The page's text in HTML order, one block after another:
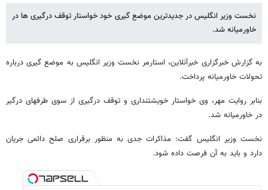
نخست وزیر انگلیس در جدیدترین موضع گیری خود خواستار توقف درگیری ها در
خاورمیانه شد.
به گزارش خبرگزاری خبرآنلاین، استارمر نخست وزیر انگلیس به موضع گیری درباره
تحولات خاورمیانه پرداخت.
بنابر روایت مهر، وی خواستار خویشتنداری و توقف درگیری از سوی طرفهای درگیر
در خاورمیانه شد.
نخست وزیر انگلیس گفت: مذاکرات جدی به منظور برقراری صلح دائمی جریان
دارد و باید به آن فرصت داده شود.